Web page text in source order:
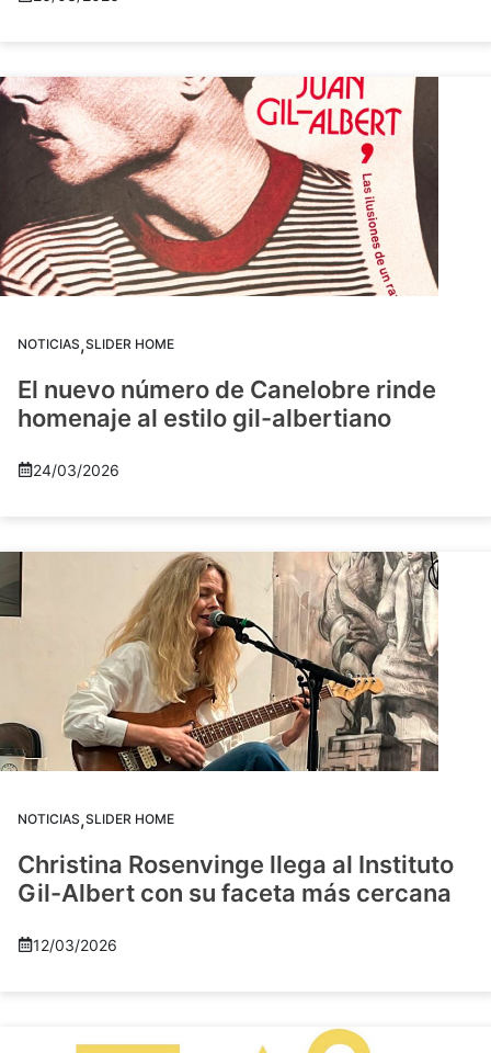
NOTICIAS,SLIDER HOME
El nuevo número de Canelobre rinde
homenaje al estilo gil-albertiano
24/03/2026
NOTICIAS,SLIDER HOME
Christina Rosenvinge llega al Instituto
Gil-Albert con su faceta más cercana
12/03/2026